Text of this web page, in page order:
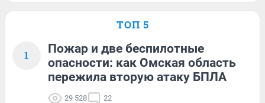
ТОП 5
1
Пожар и две беспилотные
опасности: как Омская область
пережила вторую атаку БПЛА
29 528 22